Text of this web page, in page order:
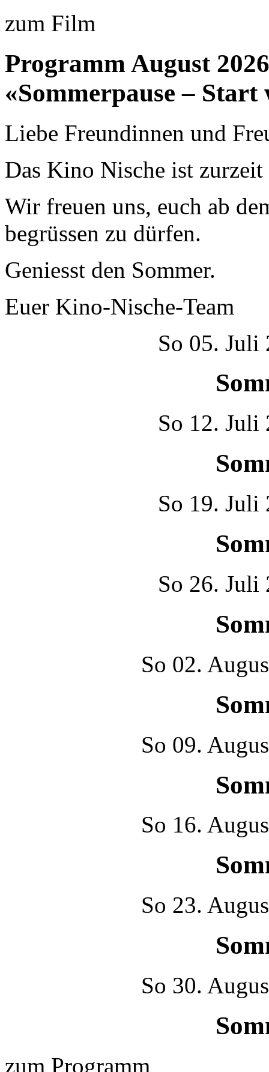
zum Film
Programm August 2026
«Sommerpause – Start
Liebe Freundinnen und
Das Kino Nische ist zurzeit
Wir freuen uns, euch ab
begrüssen zu dürfen.
Geniesst den Sommer.
Euer Kino-Nische-Team
So 05. Juli
So 12. Juli
So 19. Juli
So 26. Juli
So 02.
So 09.
So 16.
So 23.
So 30.
zum Programm